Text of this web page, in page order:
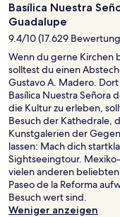
Basílica Nuestra
Guadalupe
9.4/10 (17.629
Wenn du gerne Kirchen
solltest du einen
Gustavo A. Madero.
Basílica Nuestra Señora
die Kultur zu erleben,
Besuch der Kathedrale,
Kunstgalerien der
lassen: Mach dich
Sightseeingtour.
vielen anderen
Paseo de la Reforma
Besuch wert sind.
Weniger anzeigen